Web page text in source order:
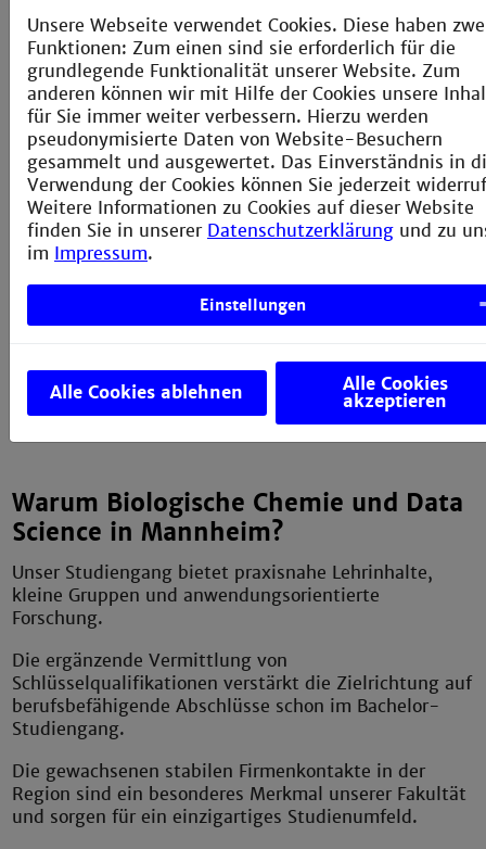
Ausland) oder innerhalb der Fakultät.
Wahlmöglichkeiten / Master
Auf dem Bachelor-Studium aufbauend folgt der
dreisemestrige, international ausgerichtete und in
Biotechnology mit dem Schwerpunkt
"Biomedical Science and Technology"
Warum Biologische Chemie und Data
Science in Mannheim?
Unser Studiengang bietet praxisnahe Lehrinhalte,
kleine Gruppen und anwendungsorientierte
Forschung.
Die ergänzende Vermittlung von
Schlüsselqualifikationen verstärkt die Zielrichtung auf
berufsbefähigende Abschlüsse schon im Bachelor-
Studiengang.
Die gewachsenen stabilen Firmenkontakte in der
Region sind ein besonderes Merkmal unserer Fakultät
und sorgen für ein einzigartiges Studienumfeld.
Unsere Webseite verwendet Cookies. Diese haben
Funktionen: Zum einen sind sie erforderlich für die
grundlegende Funktionalität unserer Website. Zum
anderen können wir mit Hilfe der Cookies unsere
für Sie immer weiter verbessern. Hierzu werden
pseudonymisierte Daten von Website-Besuchern
gesammelt und ausgewertet. Das Einverständnis in
Verwendung der Cookies können Sie jederzeit
Weitere Informationen zu Cookies auf dieser Website
finden Sie in unserer Datenschutzerklärung und zu
im Impressum.
Einstellungen
Alle Cookies ablehnen Alle Cookies
akzeptieren